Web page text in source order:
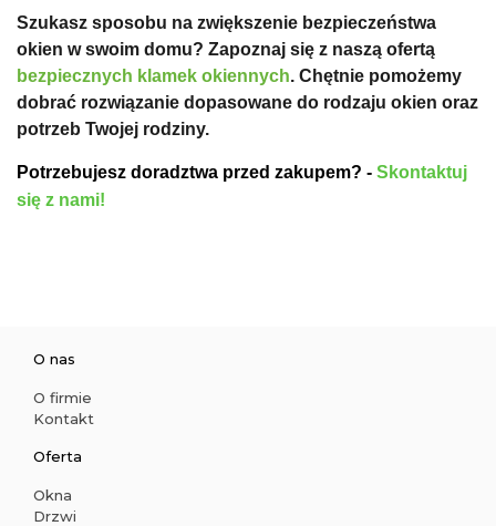
Szukasz sposobu na zwiększenie bezpieczeństwa
okien w swoim domu? Zapoznaj się z naszą ofertą
bezpiecznych klamek okiennych. Chętnie pomożemy
dobrać rozwiązanie dopasowane do rodzaju okien oraz
potrzeb Twojej rodziny.
Potrzebujesz doradztwa przed zakupem? - Skontaktuj
się z nami!
O nas
O firmie
Kontakt
Oferta
Okna
Drzwi